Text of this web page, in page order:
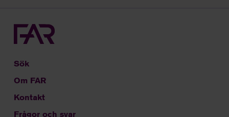
Sök
Om FAR
Kontakt
Frågor och svar